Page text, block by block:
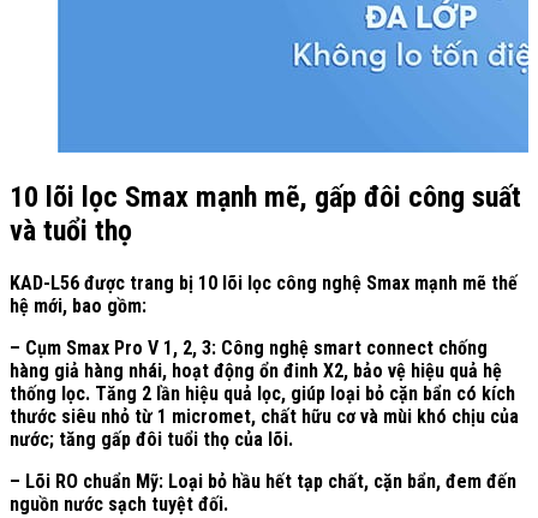
10 lõi lọc Smax mạnh mẽ, gấp đôi công suất
và tuổi thọ
KAD-L56 được trang bị 10 lõi lọc công nghệ Smax mạnh mẽ thế
hệ mới, bao gồm:
– Cụm Smax Pro V 1, 2, 3: Công nghệ smart connect chống
hàng giả hàng nhái, hoạt động ổn đinh X2, bảo vệ hiệu quả hệ
thống lọc. Tăng 2 lần hiệu quả lọc, giúp loại bỏ cặn bẩn có kích
thước siêu nhỏ từ 1 micromet, chất hữu cơ và mùi khó chịu của
nước; tăng gấp đôi tuổi thọ của lõi.
– Lõi RO chuẩn Mỹ: Loại bỏ hầu hết tạp chất, cặn bẩn, đem đến
nguồn nước sạch tuyệt đối.